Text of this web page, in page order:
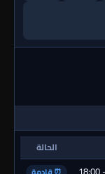
الحالة